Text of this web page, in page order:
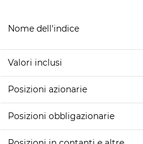
Nome dell'indice
Valori inclusi
Posizioni azionarie
Posizioni obbligazionarie